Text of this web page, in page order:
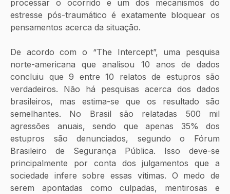
processar o ocorrido e um dos mecanismos do
estresse pós-traumático é exatamente bloquear os
pensamentos acerca da situação.
De acordo com o “The Intercept”, uma pesquisa
norte-americana que analisou 10 anos de dados
concluiu que 9 entre 10 relatos de estupros são
verdadeiros. Não há pesquisas acerca dos dados
brasileiros, mas estima-se que os resultado são
semelhantes. No Brasil são relatadas 500 mil
agressões anuais, sendo que apenas 35% dos
estupros são denunciados, segundo o Fórum
Brasileiro de Segurança Pública. Isso deve-se
principalmente por conta dos julgamentos que a
sociedade infere sobre essas vítimas. O medo de
serem apontadas como culpadas, mentirosas e